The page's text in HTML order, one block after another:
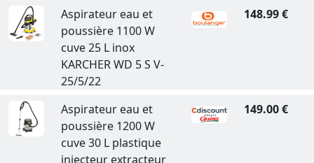
Aspirateur eau et
poussière 1100 W
cuve 25 L inox
KARCHER WD 5 S V-
25/5/22
148.99 €
Aspirateur eau et
poussière 1200 W
cuve 30 L plastique
injecteur extracteur
149.00 €